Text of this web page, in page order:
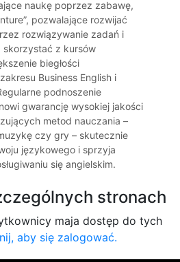
naukę poprzez zabawę,
pozwalające rozwijać
rozwiązywanie zadań i
skorzystać z kursów
biegłości
Business English i
podnoszenie
gwarancję wysokiej jakości
metod nauczania –
czy gry – skutecznie
językowego i sprzyja
się angielskim.
stronach
maja dostęp do tych
aby się zalogować.